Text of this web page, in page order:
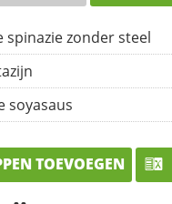
spinazie zonder steel
soyasaus
TOEVOEGEN